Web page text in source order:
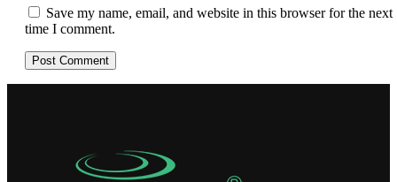
Save my name, email, and website in this browser for the next
time I comment.